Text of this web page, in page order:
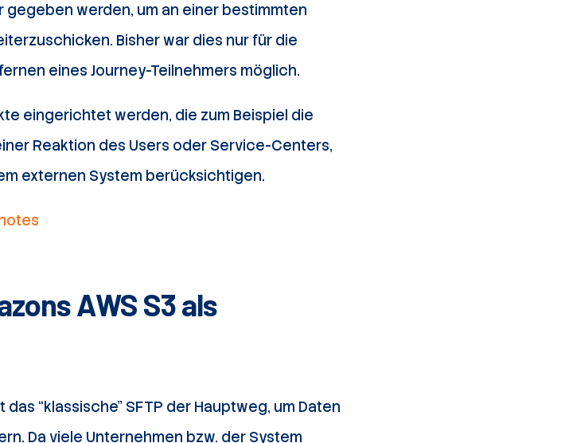
gegeben werden, um an einer bestimmten
Bisher war dies nur für die
eines Journey-Teilnehmers möglich.
eingerichtet werden, die zum Beispiel die
Reaktion des Users oder Service-Centers,
externen System berücksichtigen.
AWS S3 als
“klassische” SFTP der Hauptweg, um Daten
Da viele Unternehmen bzw. der System